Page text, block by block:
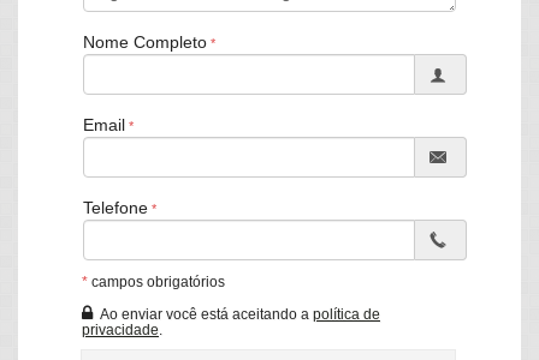
faz cada dia parecer férias prolongadas.
Sobre o imóvel
A planta foi desenhada para fluir com naturalidade e
privativo e espaço que permite intimidade real –, lavabo social
que mantém o fluxo das visitas sem interrupções, sala de estar e
jantar integradas em um living versátil e banhado de luz natural,
cozinha equipada que se conecta ao convívio, área de serviço
discreta e três vagas de garagem fixas para tranquilidade total.
Acabamentos premium, pé-direito confortável e distribuição que
prioriza o bem-estar em cada detalhe fazem deste lar um lugar
que acompanha o crescimento da família.
Diferenciais que valorizam o imóvel
Nome Completo
Email
Telefone
* campos obrigatórios
Ao enviar você está aceitando a política de
privacidade